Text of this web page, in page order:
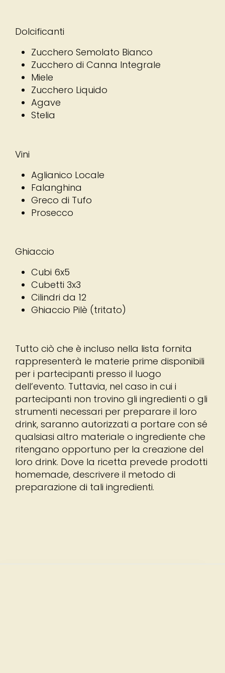
Dolcificanti
Zucchero Semolato Bianco
Zucchero di Canna Integrale
Miele
Zucchero Liquido
Agave
Stelia
Vini
Aglianico Locale
Falanghina
Greco di Tufo
Prosecco
Ghiaccio
Cubi 6x5
Cubetti 3x3
Cilindri da 12
Ghiaccio Pilè (tritato)
Tutto ciò che è incluso nella lista fornita
rappresenterà le materie prime disponibili
per i partecipanti presso il luogo
dell’evento. Tuttavia, nel caso in cui i
partecipanti non trovino gli ingredienti o gli
strumenti necessari per preparare il loro
drink, saranno autorizzati a portare con sé
qualsiasi altro materiale o ingrediente che
ritengano opportuno per la creazione del
loro drink. Dove la ricetta prevede prodotti
homemade, descrivere il metodo di
preparazione di tali ingredienti.